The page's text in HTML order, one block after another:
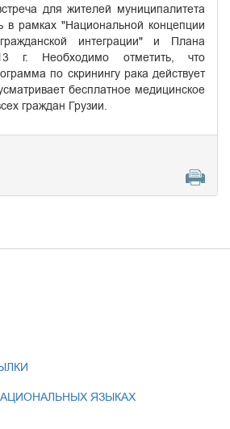
для жителей муниципалитета
в рамках "Национальной концепции
интеграции" и Плана
г. Необходимо отметить, что
по скринингу рака действует
бесплатное медицинское
граждан Грузии.
ЯЗЫКАХ